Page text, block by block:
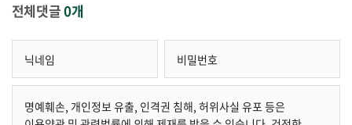
전체댓글0개